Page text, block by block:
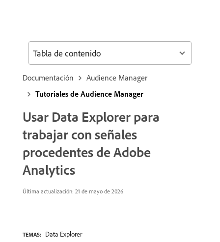
Documentación
Audience Manager
Tutoriales de Audience Manager
Usar Data Explorer para
trabajar con señales
procedentes de Adobe
Analytics
Última actualización: 21 de mayo de 2026
TEMAS: Data Explorer
Tabla de contenido